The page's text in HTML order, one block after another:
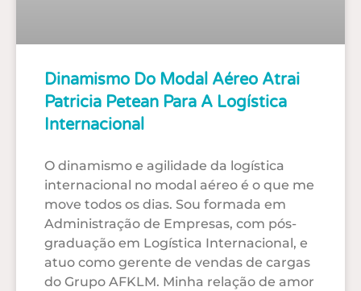
Dinamismo Do Modal Aéreo Atrai
Patricia Petean Para A Logística
Internacional
O dinamismo e agilidade da logística
internacional no modal aéreo é o que me
move todos os dias. Sou formada em
Administração de Empresas, com pós-
graduação em Logística Internacional, e
atuo como gerente de vendas de cargas
do Grupo AFKLM. Minha relação de amor